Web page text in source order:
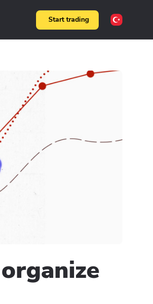
Start trading